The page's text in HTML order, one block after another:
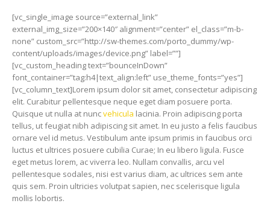
[vc_single_image source=”external_link”
external_img_size=”200×140″ alignment=”center” el_class=”m-b-
none” custom_src=”http://sw-themes.com/porto_dummy/wp-
content/uploads/images/device.png” label=””]
[vc_custom_heading text=”bounceInDown”
font_container=”tag:h4|text_align:left” use_theme_fonts=”yes”]
[vc_column_text]Lorem ipsum dolor sit amet, consectetur adipiscing
elit. Curabitur pellentesque neque eget diam posuere porta.
Quisque ut nulla at nuncvehicula lacinia. Proin adipiscing porta
tellus, ut feugiat nibh adipiscing sit amet. In eu justo a felis faucibus
ornare vel id metus. Vestibulum ante ipsum primis in faucibus orci
luctus et ultrices posuere cubilia Curae; In eu libero ligula. Fusce
eget metus lorem, ac viverra leo. Nullam convallis, arcu vel
pellentesque sodales, nisi est varius diam, ac ultrices sem ante
quis sem. Proin ultricies volutpat sapien, nec scelerisque ligula
mollis lobortis.